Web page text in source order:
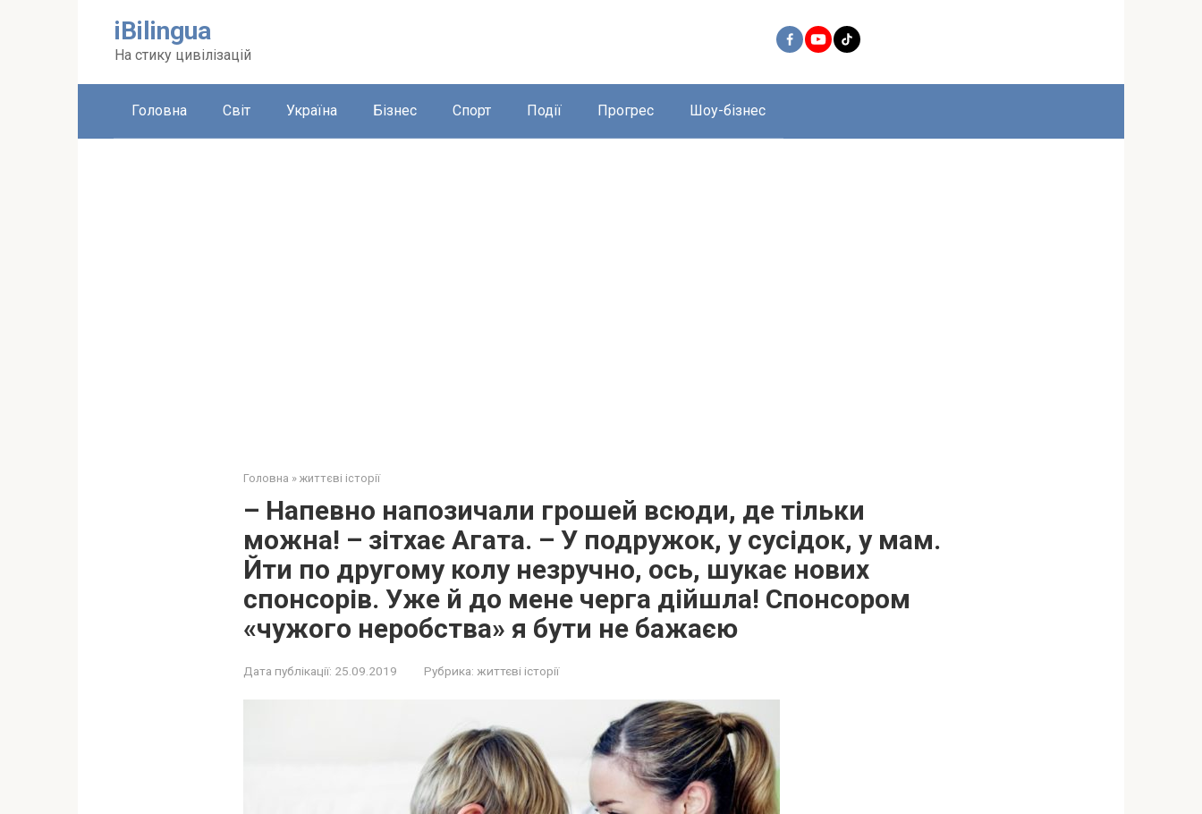
iBilingua
На стику цивілізацій
Головна Світ Україна Бізнес Спорт Події Прогрес Шоу-бізнес
Головна » життєві історії
– Напевно напозичали грошей всюди, де тільки
можна! – зітхає Агата. – У подружок, у сусідок, у мам.
Йти по другому колу незручно, ось, шукає нових
спонсорів. Уже й до мене черга дійшла! Спонсором
«чужого неробства» я бути не бажаєю
Дата публікації: 25.09.2019 Рубрика: життєві історії